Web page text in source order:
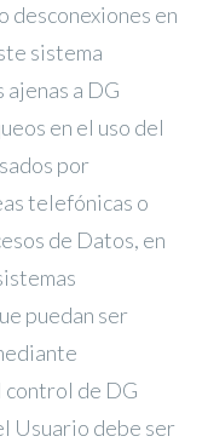
desconexiones en
sistema
a DG
en el uso del
por
telefónicas o
de Datos, en
puedan ser
de DG
Usuario debe ser